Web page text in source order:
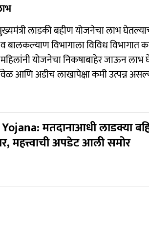
लाडकी बहीण योजनेचा लाभ
विभागाला विविध विभागात
महिलांनी योजनेचा निकषाबाहेर जाऊन
आणि अडीच लाखापेक्षा कमी उत्पन्न
मतदानाआधी लाडक्या
महत्त्वाची अपडेट आली समोर